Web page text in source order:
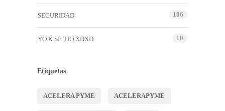
SEGURIDAD 106
YO K SE TIO XDXD 10
Etiquetas
ACELERA PYME ACELERAPYME